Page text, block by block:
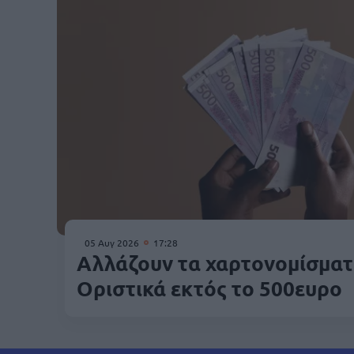
05 Αυγ 2026 17:28
Αλλάζουν τα
Οριστικά εκτός το 500ευρο